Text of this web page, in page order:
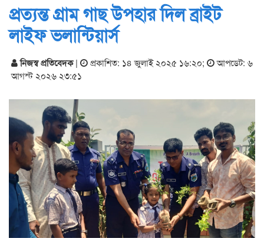
প্রত্যন্ত গ্রাম গাছ উপহার দিল ব্রাইট
লাইফ ভলান্টিয়ার্স
নিজস্ব প্রতিবেদক| প্রকাশিত: ১৪ জুলাই ২০২৫ ১৬:২০;
আপডেট: ৬
আগস্ট ২০২৬ ২৩:৫১